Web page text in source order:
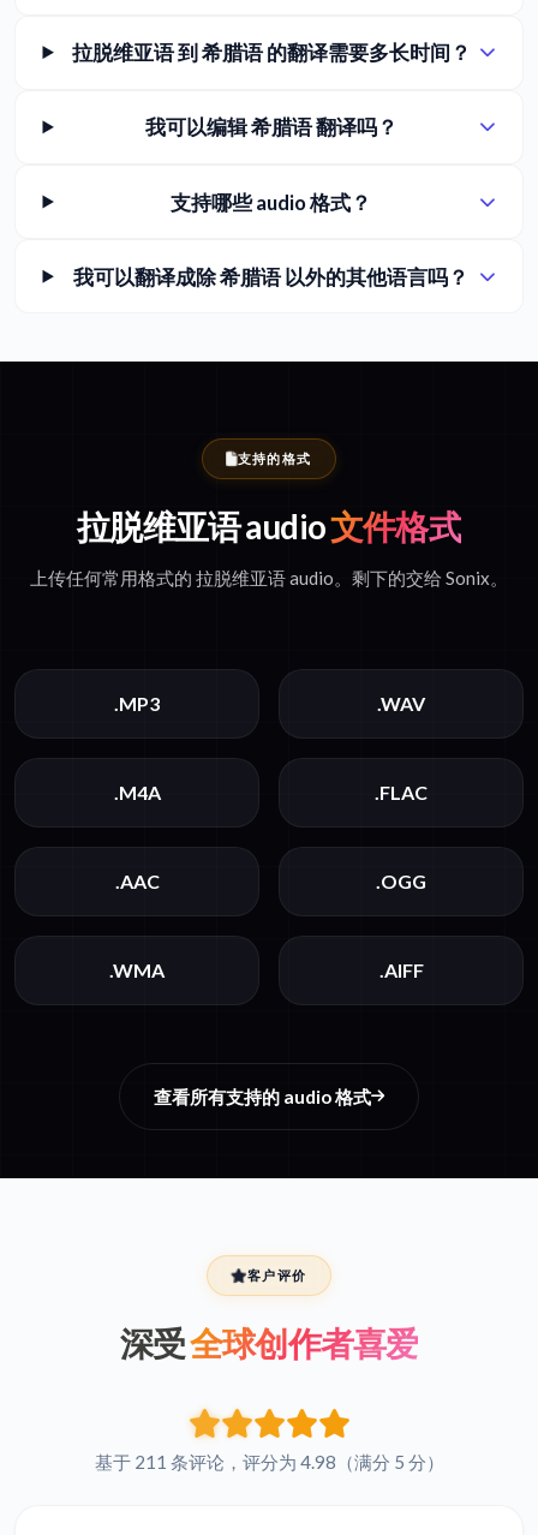
拉脱维亚语 到 希腊语 的翻译需要多长时间？
我可以编辑 希腊语 翻译吗？
支持哪些 audio 格式？
我可以翻译成除 希腊语 以外的其他语言吗？
支持的格式
拉脱维亚语 audio文件格式
上传任何常用格式的 拉脱维亚语 audio。剩下的交给 Sonix。
.MP3 .WAV
.M4A .FLAC
.AAC .OGG
.WMA .AIFF
查看所有支持的 audio 格式
客户评价
深受全球创作者喜爱
基于 211 条评论，评分为 4.98（满分 5 分）